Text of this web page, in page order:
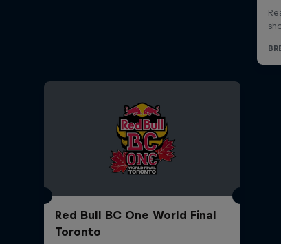
Red Bull BC One World Final
Toronto